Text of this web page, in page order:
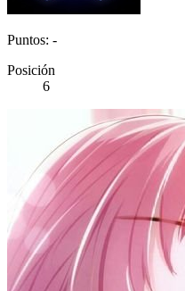
Puntos: -
Posición
6